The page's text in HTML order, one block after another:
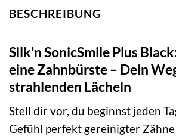
BESCHREIBUNG
Silk’n SonicSmile Plus
eine Zahnbürste – Dein
strahlenden Lächeln
Stell dir vor, du beginnst jeden
Gefühl perfekt gereinigter